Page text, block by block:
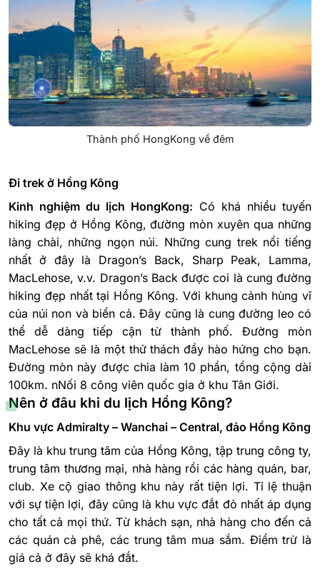
Thành phố HongKong về đêm
Đi trek ở Hồng Kông
Kinh nghiệm du lịch HongKong: Có khá nhiều tuyến
hiking đẹp ở Hồng Kông, đường mòn xuyên qua những
làng chài, những ngọn núi. Những cung trek nổi tiếng
nhất ở đây là Dragon’s Back, Sharp Peak, Lamma,
MacLehose, v.v. Dragon’s Back được coi là cung đường
hiking đẹp nhất tại Hồng Kông. Với khung cảnh hùng vĩ
của núi non và biển cả. Đây cũng là cung đường leo có
thể dễ dàng tiếp cận từ thành phố.Đường mòn
MacLehose sẽ là một thử thách đầy hào hứng cho bạn.
Đường mòn này được chia làm 10 phần, tổng cộng dài
100km. nNối 8 công viên quốc gia ở khu Tân Giới.
Nên ở đâu khi du lịch Hồng Kông?
Khu vực Admiralty – Wanchai – Central, đảo Hồng Kông
Đây là khu trung tâm của Hồng Kông, tập trung công ty,
trung tâm thương mại, nhà hàng rồi các hàng quán, bar,
club. Xe cộ giao thông khu này rất tiện lợi. Tỉ lệ thuận
với sự tiện lợi, đây cũng là khu vực đắt đỏ nhất áp dụng
cho tất cả mọi thứ. Từ khách sạn, nhà hàng cho đến cả
các quán cà phê, các trung tâm mua sắm. Điểm trừ là
giá cả ở đây sẽ khá đắt.